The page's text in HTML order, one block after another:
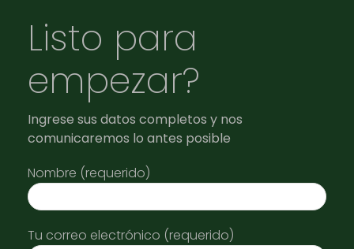
Listo para
empezar?
Ingrese sus datos completos y nos
comunicaremos lo antes posible
Nombre (requerido)
Tu correo electrónico (requerido)